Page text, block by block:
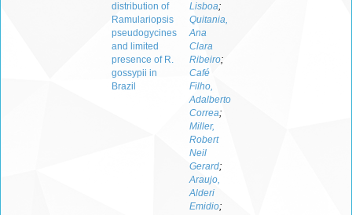
distribution of
Ramulariopsis
pseudogycines
and limited
presence of R.
gossypii in
Brazil
Lisboa;
Quitania,
Ana
Clara
Ribeiro;
Café
Filho,
Adalberto
Correa;
Miller,
Robert
Neil
Gerard;
Araujo,
Alderi
Emidio;